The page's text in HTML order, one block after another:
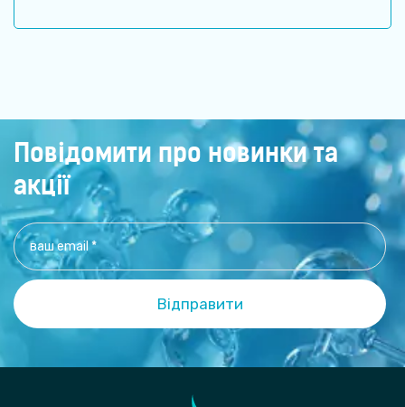
молекулярним воднем, який є ефективним
Повідомити про новинки та
акції